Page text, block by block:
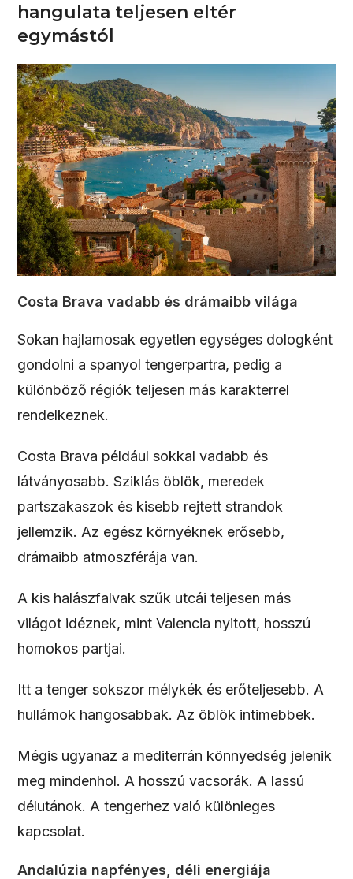
hangulata teljesen eltér
egymástól
Costa Brava vadabb és drámaibb világa
Sokan hajlamosak egyetlen egységes dologként
gondolni a spanyol tengerpartra, pedig a
különböző régiók teljesen más karakterrel
rendelkeznek.
Costa Brava például sokkal vadabb és
látványosabb. Sziklás öblök, meredek
partszakaszok és kisebb rejtett strandok
jellemzik. Az egész környéknek erősebb,
drámaibb atmoszférája van.
A kis halászfalvak szűk utcái teljesen más
világot idéznek, mint Valencia nyitott, hosszú
homokos partjai.
Itt a tenger sokszor mélykék és erőteljesebb. A
hullámok hangosabbak. Az öblök intimebbek.
Mégis ugyanaz a mediterrán könnyedség jelenik
meg mindenhol. A hosszú vacsorák. A lassú
délutánok. A tengerhez való különleges
kapcsolat.
Andalúzia napfényes, déli energiája